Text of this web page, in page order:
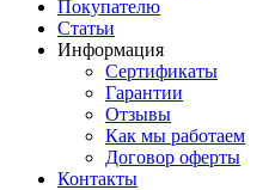
Покупателю
Статьи
Информация
Сертификаты
Гарантии
Отзывы
Как мы работаем
Договор оферты
Контакты